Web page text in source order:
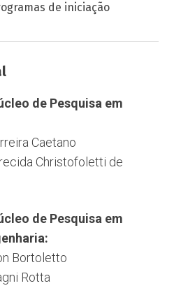
de iniciação
de Pesquisa em
Caetano
Christofoletti de
de Pesquisa em
Bortoletto
Rotta